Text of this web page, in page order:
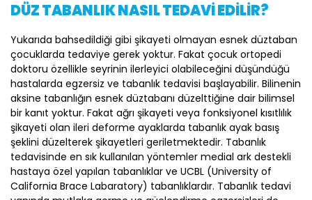
DÜZ TABANLIK NASIL TEDAVİ EDİLİR?
Yukarıda bahsedildiği gibi şikayeti olmayan esnek düztaban
çocuklarda tedaviye gerek yoktur. Fakat çocuk ortopedi
doktoru özellikle seyrinin ilerleyici olabileceğini düşündüğü
hastalarda egzersiz ve tabanlık tedavisi başlayabilir. Bilinenin
aksine tabanlığın esnek düztabanı düzelttiğine dair bilimsel
bir kanıt yoktur. Fakat ağrı şikayeti veya fonksiyonel kısıtlılık
şikayeti olan ileri deforme ayaklarda tabanlık ayak basış
şeklini düzelterek şikayetleri geriletmektedir. Tabanlık
tedavisinde en sık kullanılan yöntemler medial ark destekli
hastaya özel yapılan tabanlıklar ve UCBL (University of
California Brace Labaratory) tabanlıklardır. Tabanlık tedavi